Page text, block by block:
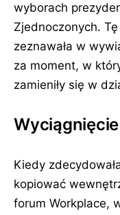
wyborach
Zjednoczonych.
zeznawała w
za moment, w
zamieniły się w
Kiedy
kopiować
forum Workplace,